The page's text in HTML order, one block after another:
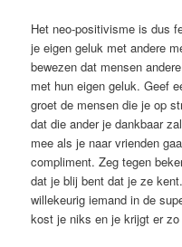
Het neo-positivisme is dus
je eigen geluk met andere
bewezen dat mensen
met hun eigen geluk. Geef
groet de mensen die je op
dat die ander je dankbaar
mee als je naar vrienden
compliment. Zeg tegen
dat je blij bent dat je ze
willekeurig iemand in de
kost je niks en je krijgt er